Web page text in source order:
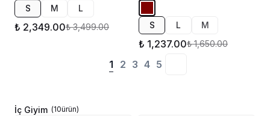
S M L
₺ 2,349.00₺ 3,499.00 S L M
₺ 1,237.00₺ 1,650.00
1 2 3 4 5
İç Giyim (10ürün)